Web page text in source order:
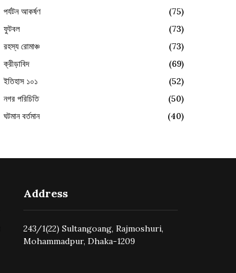
পর্যটন আকর্ষণ
(75)
ফুটবল
(73)
রহস্য রোমাঞ্চ
(73)
ক্রীড়াবিদ
(69)
ইতিহাস ১০১
(52)
নগর পরিচিতি
(50)
ঘটমান বর্তমান
(40)
Address
243/1(22) Sultangoang, Rajmoshuri,
Mohammadpur, Dhaka-1209